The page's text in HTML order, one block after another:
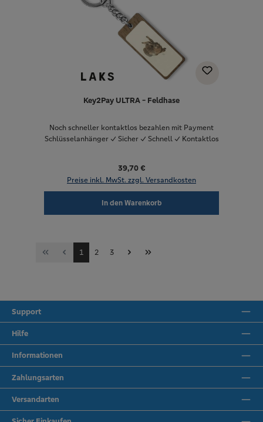
Key2Pay ULTRA - Feldhase
Noch schneller kontaktlos bezahlen mit Payment
Schlüsselanhänger ✓ Sicher ✓ Schnell ✓ Kontaktlos
39,70 €
Preise inkl. MwSt. zzgl. Versandkosten
In den Warenkorb
Seite
1 Seite
2 Seite
3
Support
Hilfe
Informationen
Zahlungsarten
Versandarten